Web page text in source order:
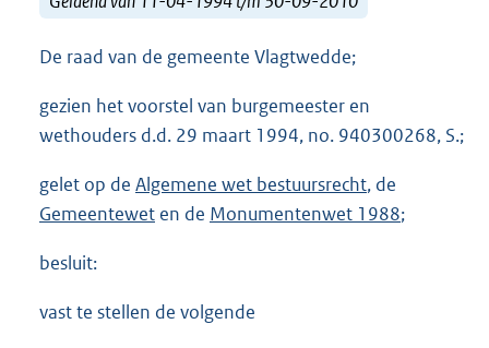
De raad van de gemeente Vlagtwedde;
gezien het voorstel van burgemeester en
wethouders d.d. 29 maart 1994, no. 940300268, S.;
gelet op de Algemene wet bestuursrecht, de
Gemeentewet en de Monumentenwet 1988;
besluit:
vast te stellen de volgende